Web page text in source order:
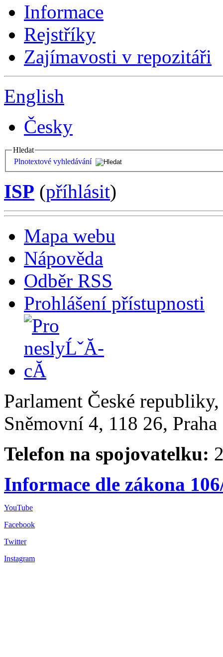
Informace
Rejstříky
Zajímavosti v repozitáři
English
Česky
Hledat
Plnotextové vyhledávání
ISP (příhlásit)
Mapa webu
Nápověda
Odběr RSS
Prohlášení přístupnosti
Parlament České
Sněmovní 4, 118 26,
Telefon na spojovatelku:
Informace dle zákona
YouTube
Facebook
Twitter
Instagram